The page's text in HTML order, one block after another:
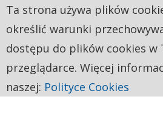
Ta strona używa plików
określić warunki
dostępu do plików cookies w
przeglądarce. Więcej
naszej: Polityce Cookies